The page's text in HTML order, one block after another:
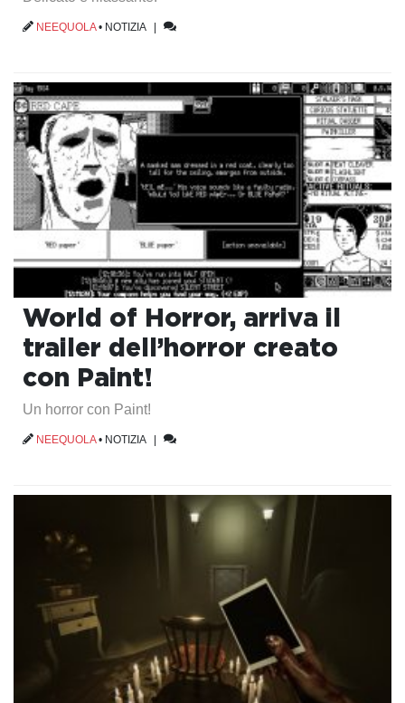
NEEQUOLA• NOTIZIA|
World of Horror, arriva il
trailer dell’horror creato
con Paint!
Un horror con Paint!
NEEQUOLA• NOTIZIA|